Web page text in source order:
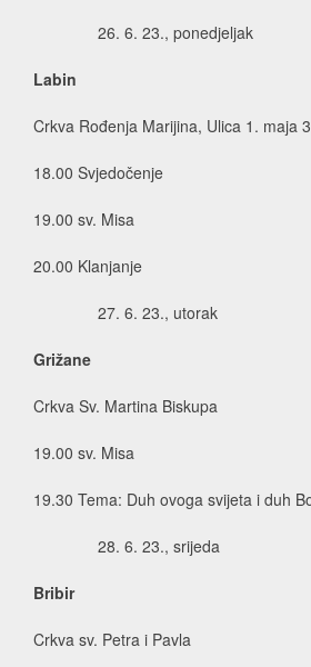
6. 23., ponedjeljak
Labin
Crkva Rođenja Marijina, Ulica 1. maja 3
18.00 Svjedočenje
19.00 sv. Misa
20.00 Klanjanje
6. 23., utorak
Grižane
Crkva Sv. Martina Biskupa
19.00 sv. Misa
19.30 Tema: Duh ovoga svijeta i duh
6. 23., srijeda
Bribir
Crkva sv. Petra i Pavla